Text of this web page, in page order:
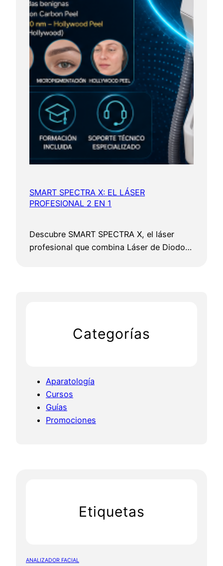
SMART SPECTRA X: EL LÁSER
PROFESIONAL 2 EN 1
Descubre SMART SPECTRA X, el láser
profesional que combina Láser de Diodo…
Categorías
Aparatología
Cursos
Guías
Promociones
Etiquetas
ANALIZADOR FACIAL